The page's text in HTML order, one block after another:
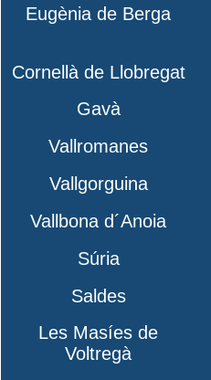
Eugènia de Berga
Cornellà de Llobregat
Gavà
Vallromanes
Vallgorguina
Vallbona d´Anoia
Súria
Saldes
Les Masíes de
Voltregà